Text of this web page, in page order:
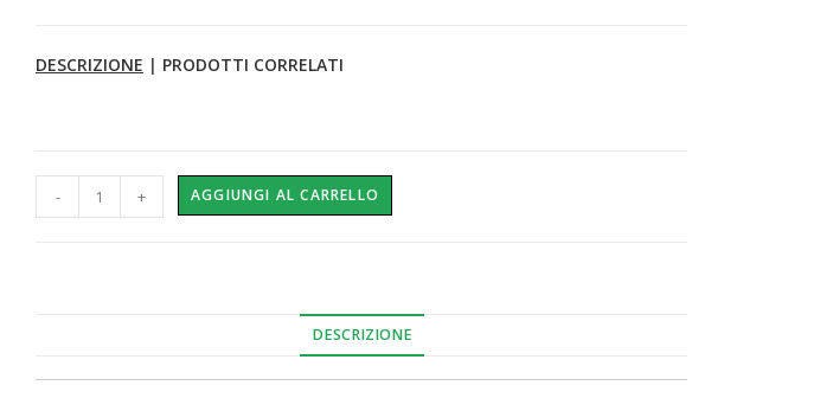
DESCRIZIONE | PRODOTTI CORRELATI
- + AGGIUNGI AL CARRELLO
DESCRIZIONE